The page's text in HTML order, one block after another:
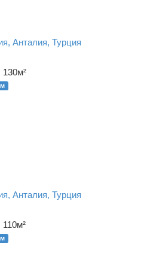
Анталия, Турция
Анталия, Турция